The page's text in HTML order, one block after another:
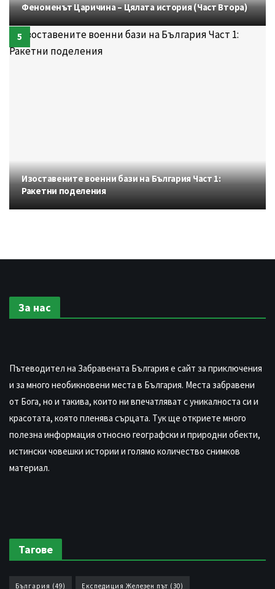
Феноменът Царичина – Цялата история (Част Втора)
Изоставените военни бази на България Част 1:
Ракетни поделения
За нас
Пътеводител на Забравената България е сайт за приключения
и за много необикновени места в България. Места забравени
от Бога, но и такива, които ни впечатляват с уникалноста си и
красотата, която пленява сърцата. Тук ще откриете много
полезна информация относно географски и природни обекти,
истински човешки истории и голямо количество снимков
материал.
Тагове
България (49) Експедиция Железен път (30)